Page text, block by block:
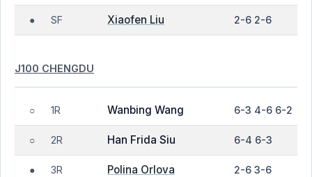
● SF Xiaofen Liu 2-6 2-6
J100 CHENGDU
○ 1R Wanbing Wang 6-3 4-6 6-2
○ 2R Han Frida Siu 6-4 6-3
● 3R Polina Orlova 2-6 3-6